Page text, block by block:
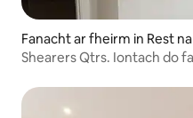
Fanacht ar fheirm in Rest
Shearers Qtrs. Iontach do